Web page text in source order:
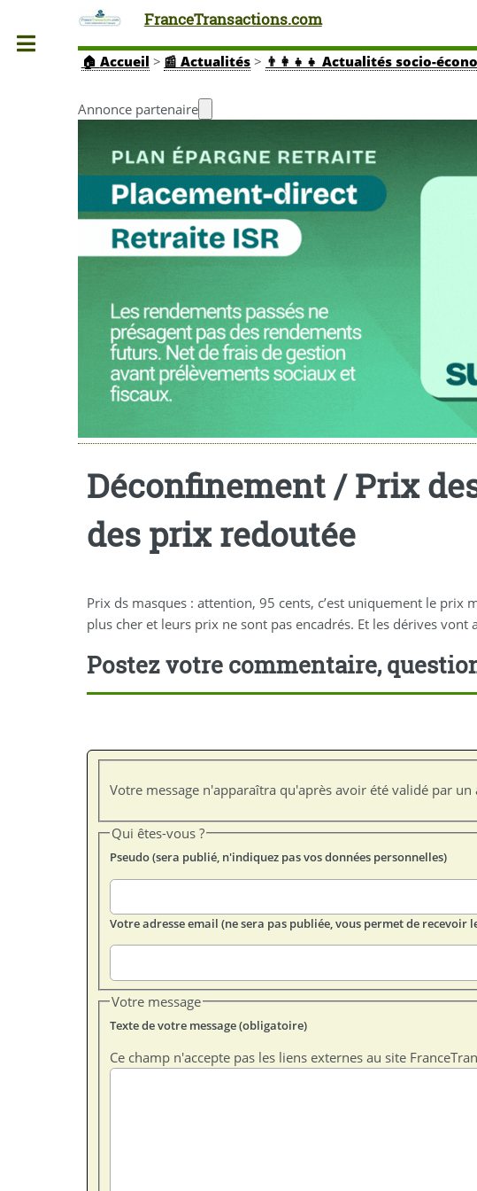
FranceTransactions.com
🏠 Accueil > 📰 Actualités > 👨‍👩‍👧‍👧 Actualités socio-
Annonce partenaire
Déconfinement / Prix
des prix redoutée
Prix ds masques : attention, 95 cents, c’est uniquement le
plus cher et leurs prix ne sont pas encadrés. Et les dérives vont
Postez votre commentaire,
Votre message n'apparaîtra qu'après avoir été validé par
Qui êtes-vous ?
Pseudo (sera publié, n'indiquez pas vos données personnelles)
Votre adresse email (ne sera pas publiée, vous permet de recevoir
Votre message
Texte de votre message (obligatoire)
Ce champ n'accepte pas les liens externes au site
Toggle